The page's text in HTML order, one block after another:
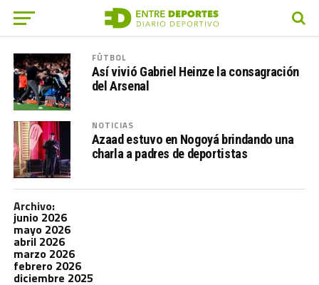
FÚTBOL
Así vivió Gabriel Heinze la consagración
del Arsenal
NOTICIAS
Azaad estuvo en Nogoyá brindando una
charla a padres de deportistas
Archivo:
junio 2026
mayo 2026
abril 2026
marzo 2026
febrero 2026
diciembre 2025